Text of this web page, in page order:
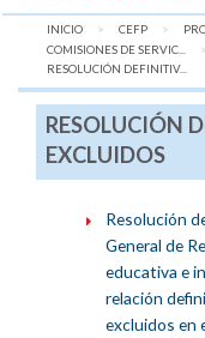
INICIO CEFP
COMISIONES DE SERVIC...
AQUÍ:
RESOLUCIÓN DEFINITIV...
RESOLUCIÓN
EXCLUIDOS
Resolución
General de
educativa e
relación
excluidos en